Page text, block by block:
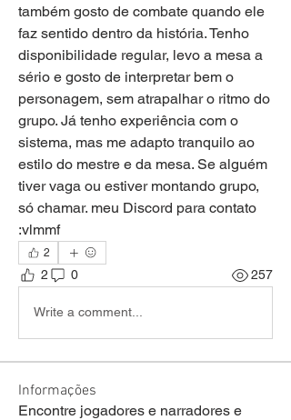
também gosto de combate quando ele
faz sentido dentro da história. Tenho
disponibilidade regular, levo a mesa a
sério e gosto de interpretar bem o
personagem, sem atrapalhar o ritmo do
grupo. Já tenho experiência com o
sistema, mas me adapto tranquilo ao
estilo do mestre e da mesa. Se alguém
tiver vaga ou estiver montando grupo,
só chamar. meu Discord para contato
:vlmmf
2
2 0 257
Write a comment...
Informações
Encontre jogadores e narradores e